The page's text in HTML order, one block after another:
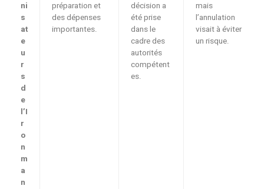
ni
s
at
e
u
r
s
d
e
l’I
r
o
n
m
a
n
préparation et
des dépenses
importantes.
décision a
été prise
dans le
cadre des
autorités
compétent
es.
mais
l’annulation
visait à éviter
un risque.